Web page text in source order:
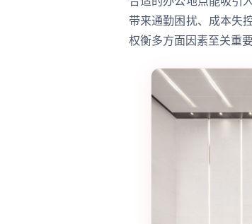
带来通勤困扰、成本失
权衡多方面因素至关重要